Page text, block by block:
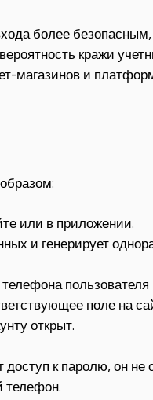
более
кражи
магазинов и
или в приложении.
и генерирует
телефона
поле на
открыт.
к паролю, он не
телефон.